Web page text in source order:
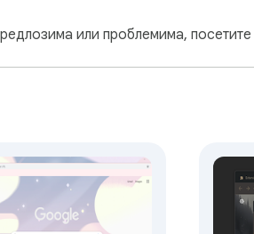
или проблемима, посетите